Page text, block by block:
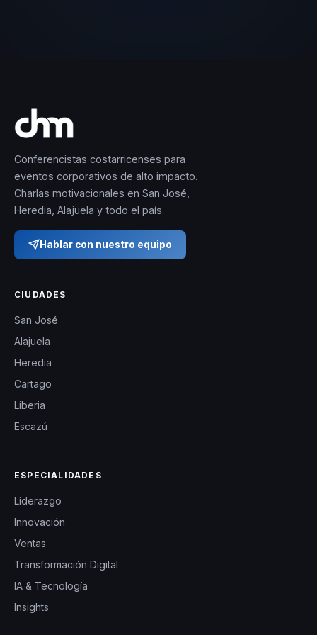
Conferencistas costarricenses para
eventos corporativos de alto impacto.
Charlas motivacionales en San José,
Heredia, Alajuela y todo el país.
Hablar con nuestro equipo
CIUDADES
San José
Alajuela
Heredia
Cartago
Liberia
Escazú
ESPECIALIDADES
Liderazgo
Innovación
Ventas
Transformación Digital
IA & Tecnología
Insights